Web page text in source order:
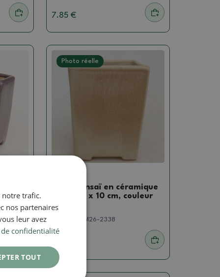
7.85 €
Photo réelle
Pot à bonsaï en céramique
7,5 x 7,5 x 10 cm, couleur
beige
1567-M26-2338
notre trafic.
nos partenaires
leur avez
confidentialité
TOUT